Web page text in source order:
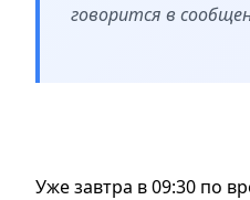
говорится в
Уже завтра в 09:30 по